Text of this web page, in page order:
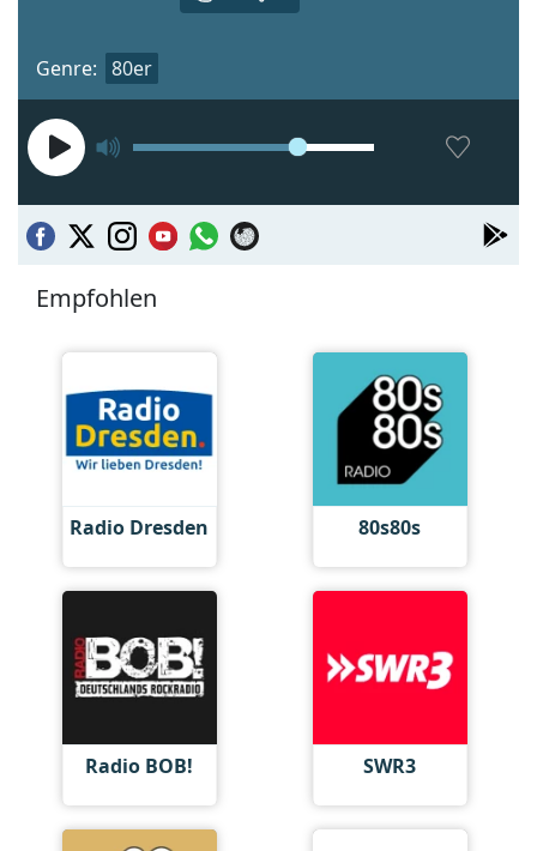
Genre: 80er
Empfohlen
Radio Dresden 80s80s
Radio BOB! SWR3